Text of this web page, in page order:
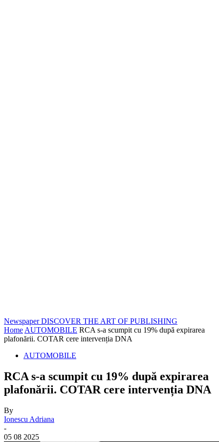
Newspaper DISCOVER THE ART OF PUBLISHING
Home AUTOMOBILE RCA s-a scumpit cu 19% după expirarea
plafonării. COTAR cere intervenția DNA
AUTOMOBILE
RCA s-a scumpit cu 19% după expirarea
plafonării. COTAR cere intervenția DNA
By
Ionescu Adriana
-
05 08 2025